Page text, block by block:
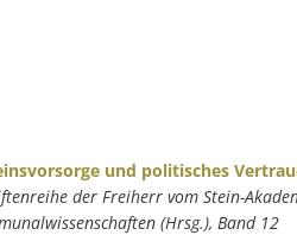
und politisches
der Freiherr vom Stein-
(Hrsg.), Band 12